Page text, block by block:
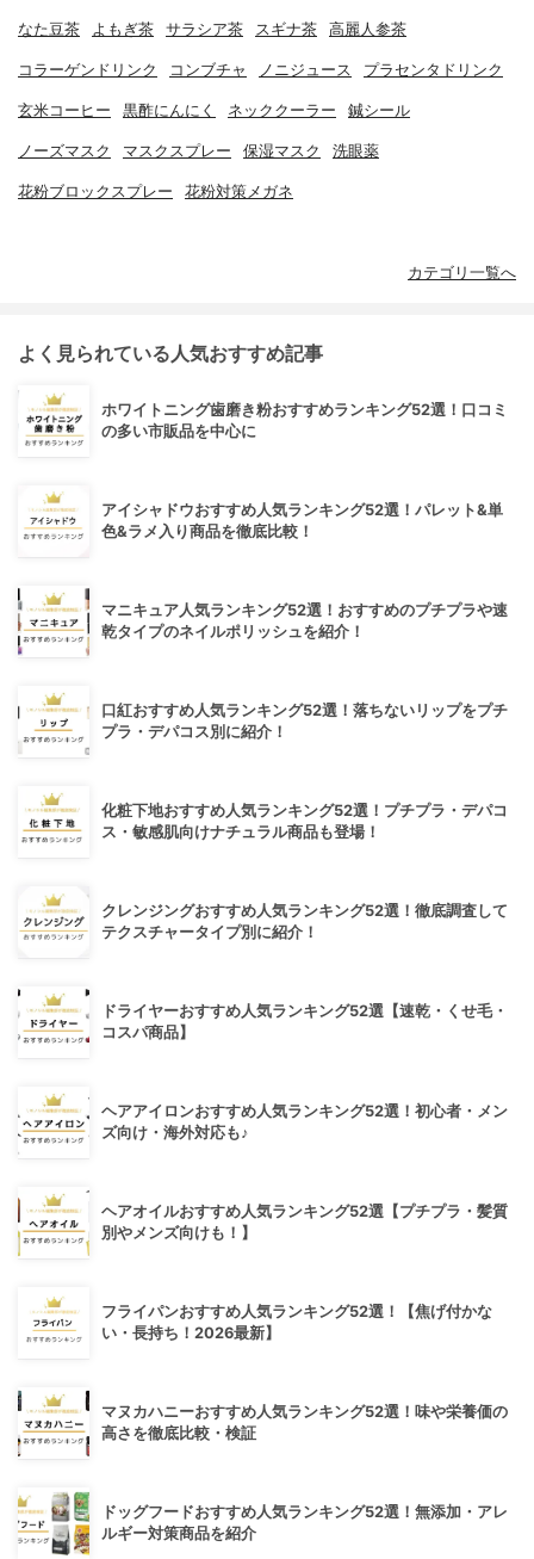
なた豆茶 よもぎ茶 サラシア茶 スギナ茶 高麗人参茶
コラーゲンドリンク コンブチャ ノニジュース プラセンタドリンク
玄米コーヒー 黒酢にんにく ネッククーラー 鍼シール
ノーズマスク マスクスプレー 保湿マスク 洗眼薬
花粉ブロックスプレー 花粉対策メガネ
カテゴリ一覧へ
よく見られている人気おすすめ記事
ホワイトニング歯磨き粉おすすめランキング52選！口コミ
の多い市販品を中心に
アイシャドウおすすめ人気ランキング52選！パレット&単
色&ラメ入り商品を徹底比較！
マニキュア人気ランキング52選！おすすめのプチプラや速
乾タイプのネイルポリッシュを紹介！
口紅おすすめ人気ランキング52選！落ちないリップをプチ
プラ・デパコス別に紹介！
化粧下地おすすめ人気ランキング52選！プチプラ・デパコ
ス・敏感肌向けナチュラル商品も登場！
クレンジングおすすめ人気ランキング52選！徹底調査して
テクスチャータイプ別に紹介！
ドライヤーおすすめ人気ランキング52選【速乾・くせ毛・
コスパ商品】
ヘアアイロンおすすめ人気ランキング52選！初心者・メン
ズ向け・海外対応も♪
ヘアオイルおすすめ人気ランキング52選【プチプラ・髪質
別やメンズ向けも！】
フライパンおすすめ人気ランキング52選！【焦げ付かな
い・長持ち！2026最新】
マヌカハニーおすすめ人気ランキング52選！味や栄養価の
高さを徹底比較・検証
ドッグフードおすすめ人気ランキング52選！無添加・アレ
ルギー対策商品を紹介